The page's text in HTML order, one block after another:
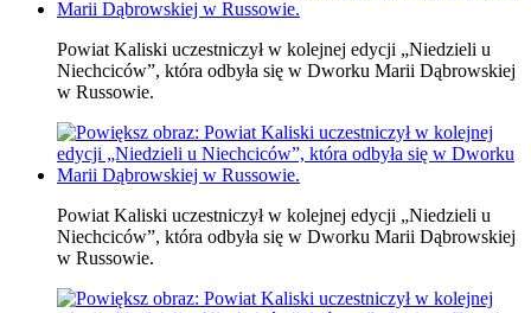
Powiat Kaliski uczestniczył w kolejnej edycji „Niedzieli u
Niechciców”, która odbyła się w Dworku Marii Dąbrowskiej
w Russowie.
Powiat Kaliski uczestniczył w kolejnej edycji „Niedzieli u
Niechciców”, która odbyła się w Dworku Marii Dąbrowskiej
w Russowie.